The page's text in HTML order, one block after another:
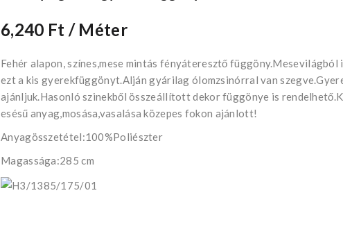
6,240 Ft / Méter
Fehér alapon, színes,mese mintás fényáteresztő
ezt a kis gyerekfüggönyt.Alján gyárilag ólomzsinórral van
ajánljuk.Hasonló szinekből összeállított dekor függönye is
esésű anyag,mosása,vasalása közepes fokon ajánlott!
Anyagösszetétel:100%Poliészter
Magassága:285 cm